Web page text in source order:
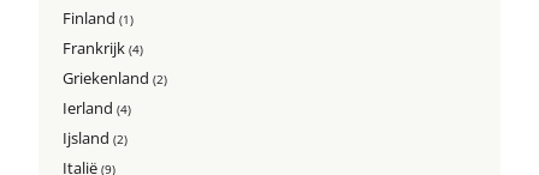
Finland(1)
Frankrijk(4)
Griekenland(2)
Ierland(4)
Ijsland(2)
Italië(9)